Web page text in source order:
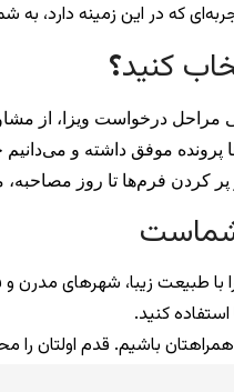
تجربه‌ای که در این زمینه
کنید؟
مراحل درخواست ویزا، از
موفق داشته و می‌دانیم
پر کردن فرم‌ها تا روز
شماست
با طبیعت زیبا، شهرهای مدرن
استفاده کنید.
باشیم. قدم اولتان را